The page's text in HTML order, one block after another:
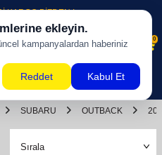
KARGO BİZDEN !
0
SUBARU OUTBACK